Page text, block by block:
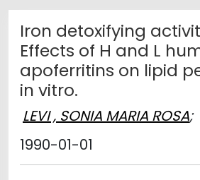
Iron detoxifying
Effects of H and L
apoferritins on lipid
in vitro.
LEVI , SONIA MARIA ROSA;
1990-01-01